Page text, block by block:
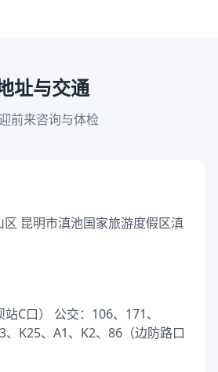
址与交通
前来咨询与体检
区 昆明市滇池国家旅游度假区滇
C口） 公交：106、171、
K25、A1、K2、86（边防路口